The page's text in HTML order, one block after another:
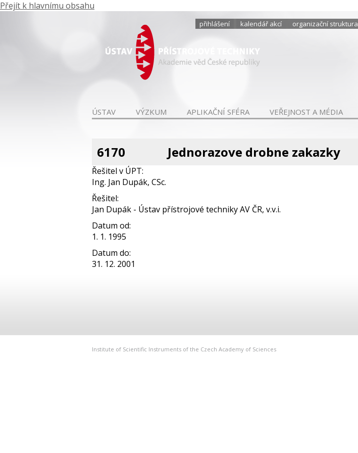
Přejít k hlavnímu obsahu
přihlášení kalendář akcí organizační struktura
ÚSTAV VÝZKUM APLIKAČNÍ SFÉRA VEŘEJNOST A MÉDIA
6170 Jednorazove drobne zakazky
Řešitel v ÚPT:
Ing. Jan Dupák, CSc.
Řešitel:
Jan Dupák - Ústav přístrojové techniky AV ČR, v.v.i.
Datum od:
1. 1. 1995
Datum do:
31. 12. 2001
Institute of Scientific Instruments of the Czech Academy of Sciences